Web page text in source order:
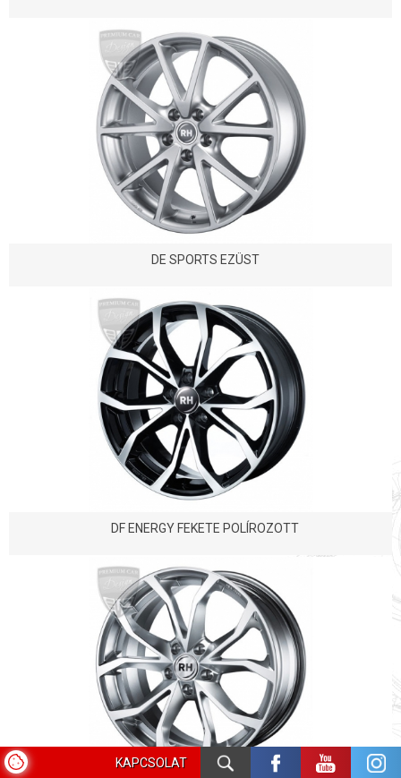
KAPCSOLAT
DE SPORTS EZÜST
DF ENERGY FEKETE POLÍROZOTT